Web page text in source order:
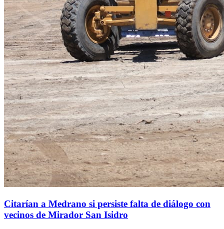
Citarían a Medrano si persiste falta de diálogo con
vecinos de Mirador San Isidro